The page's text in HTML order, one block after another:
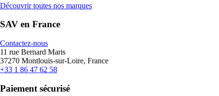
Découvrir toutes nos marques
SAV en France
Contactez-nous
11 rue Bernard Maris
37270 Montlouis-sur-Loire, France
+33 1 86 47 62 58
Paiement sécurisé